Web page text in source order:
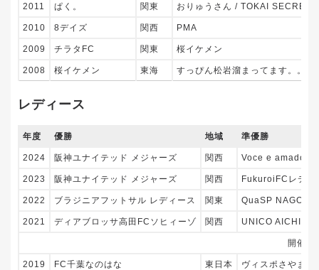
2011 ぱく。 関東 おりゅうさん / TOKAI SECRET
2010 8デイズ 関西 PMA
2009 チラタFC 関東 桜イケメン
2008 桜イケメン 東海 すっぴん松岩溜まってます。。。
レディース
年度 優勝 地域 準優勝
2024 阪神ユナイテッド メジャーズ 関西 Voce e amador
2023 阪神ユナイテッド メジャーズ 関西 FukuroiFCレディ
2022 ブラジニアフットサル レディース 関東 QuaSP NAGOYA
2021 ディアブロッサ高田FCソヒィーゾ 関西 UNICO AICHI
開催な
2019 FC千葉なのはな 東日本 ヴィスポさやま